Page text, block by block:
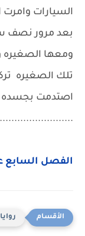
السيارات
بعد مرور نصف
ومعها الصغيره
تلك الصغيره
اصتدمت بجسده
الفصل السابع